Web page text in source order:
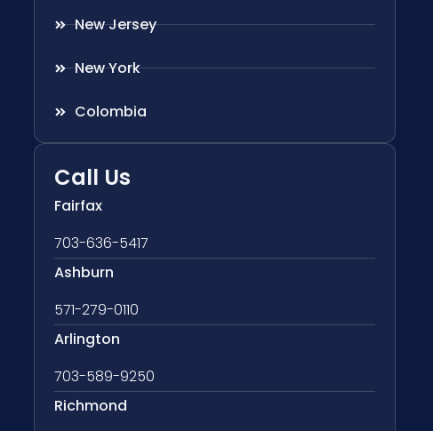
New Jersey
New York
Colombia
Call Us
Fairfax
703-636-5417
Ashburn
571-279-0110
Arlington
703-589-9250
Richmond